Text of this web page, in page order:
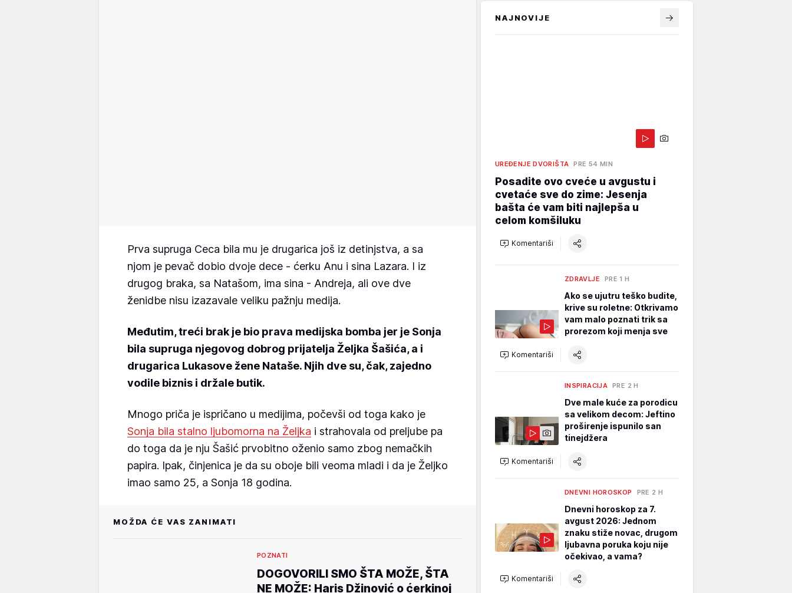
Prva supruga Ceca bila mu je drugarica još iz detinjstva, a sa
njom je pevač dobio dvoje dece - ćerku Anu i sina Lazara. I iz
drugog braka, sa Natašom, ima sina - Andreja, ali ove dve
ženidbe nisu izazavale veliku pažnju medija.
Međutim, treći brak je bio prava medijska bomba jer je Sonja
bila supruga njegovog dobrog prijatelja Željka Šašića, a i
drugarica Lukasove žene Nataše. Njih dve su, čak, zajedno
vodile biznis i držale butik.
Mnogo priča je ispričano u medijima, počevši od toga kako je
Sonja bila stalno ljubomorna na Željka i strahovala od preljube pa
do toga da je nju Šašić prvobitno oženio samo zbog nemačkih
papira. Ipak, činjenica je da su oboje bili veoma mladi i da je Željko
imao samo 25, a Sonja 18 godina.
MOŽDA ĆE VAS ZANIMATI
POZNATI
DOGOVORILI SMO ŠTA MOŽE, ŠTA
NE MOŽE: Haris Džinović o ćerkinoj
NAJNOVIJE
UREĐENJE DVORIŠTA PRE 54 MIN
Posadite ovo cveće u avgustu i
cvetaće sve do zime: Jesenja
bašta će vam biti najlepša u
celom komšiluku
Komentariši
ZDRAVLJE PRE 1 H
Ako se ujutru teško budite,
krive su roletne: Otkrivamo
vam malo poznati trik sa
prorezom koji menja sve
Komentariši
INSPIRACIJA PRE 2 H
Dve male kuće za porodicu
sa velikom decom: Jeftino
proširenje ispunilo san
tinejdžera
Komentariši
DNEVNI HOROSKOP PRE 2 H
Dnevni horoskop za 7.
avgust 2026: Jednom
znaku stiže novac, drugom
ljubavna poruka koju nije
očekivao, a vama?
Komentariši